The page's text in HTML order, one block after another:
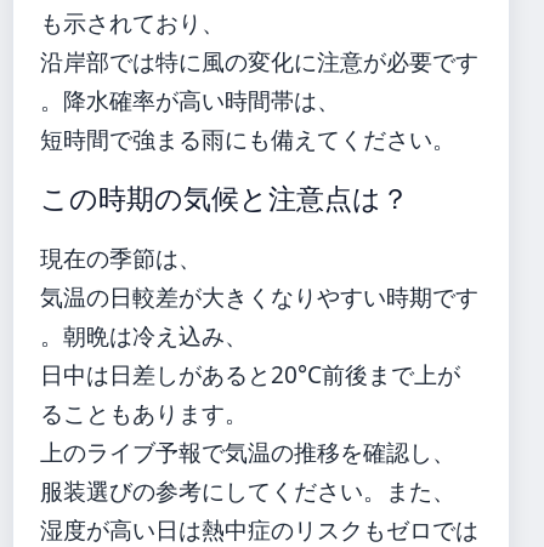
も示されており、
沿岸部では特に風の変化に注意が必要です
。降水確率が高い時間帯は、
短時間で強まる雨にも備えてください。
この時期の気候と注意点は？
現在の季節は、
気温の日較差が大きくなりやすい時期です
。朝晩は冷え込み、
日中は日差しがあると20°C前後まで上が
ることもあります。
上のライブ予報で気温の推移を確認し、
服装選びの参考にしてください。また、
湿度が高い日は熱中症のリスクもゼロでは